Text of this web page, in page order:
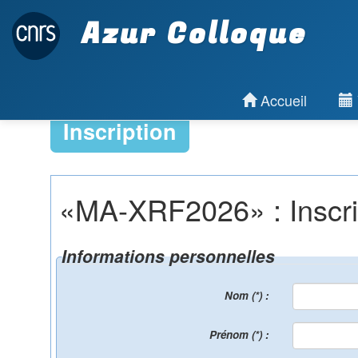
Azur Colloque
Accueil
Inscription
«MA-XRF2026» :
Informations personnelles
Nom (*) :
Prénom (*) :